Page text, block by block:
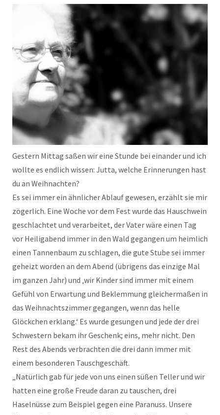
Gestern Mittag saßen wir eine Stunde bei einander und ich
wollte es endlich wissen: Jutta, welche Erinnerungen hast
du an Weihnachten?
Es sei immer ein ähnlicher Ablauf gewesen, erzählt sie mir
zögerlich. Eine Woche vor dem Fest wurde das Hauschwein
geschlachtet und verarbeitet, der Vater wäre einen Tag
vor Heiligabend immer in den Wald gegangen um heimlich
einen Tannenbaum zu schlagen, die gute Stube sei immer
geheizt worden an dem Abend (übrigens das einzige Mal
im ganzen Jahr) und ‚wir Kinder sind immer mit einem
Gefühl von Erwartung und Beklemmung gleichermaßen in
das Weihnachtszimmer gegangen, wenn das helle
Glöckchen erklang.‘ Es wurde gesungen und jede der drei
Schwestern bekam ihr Geschenk; eins, mehr nicht. Den
Rest des Abends verbrachten die drei dann immer mit
einem besonderen Tauschgeschäft.
„Natürlich gab für jede von uns einen süßen Teller und wir
hatten eine große Freude daran zu tauschen, drei
Haselnüsse zum Beispiel gegen eine Paranuss. Unsere